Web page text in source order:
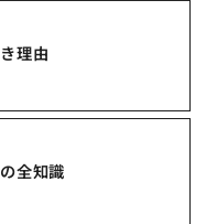
理由
全知識